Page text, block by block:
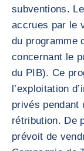
subventions.
accrues par le
du programme
concernant le
du PIB). Ce
l’exploitation
privés pendant
rétribution. De
prévoit de